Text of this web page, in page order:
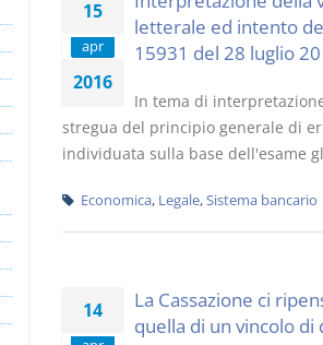
15
apr
2016
letterale ed intento
15931 del 28 luglio
In tema di
stregua del principio generale di
individuata sulla base dell'esame
Economica, Legale,Sistema bancario
14
La Cassazione ci
quella di un vincolo